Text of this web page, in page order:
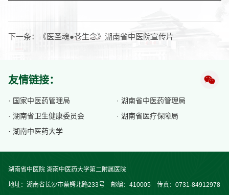
下一条： 《医圣魂●苍生念》湖南省中医院宣传片
友情链接：
· 国家中医药管理局
· 湖南省中医药管理局
· 湖南省卫生健康委员会
· 湖南省医疗保障局
· 湖南中医药大学
湖南省中医院 湖南中医药大学第二附属医院
地址：湖南省长沙市蔡锷北路233号 邮编：410005 传真：0731-84912978